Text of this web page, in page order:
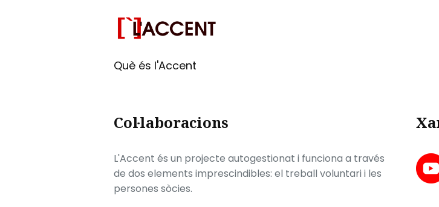
Què és l'Accent
Col·laboracions
L'Accent és un projecte autogestionat i funciona a través
de dos elements imprescindibles: el treball voluntari i les
persones sòcies.